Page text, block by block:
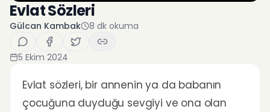
Evlat Sözleri
Gülcan Kambak 8 dk okuma
5 Ekim 2024
Evlat sözleri, bir annenin ya da babanın
çocuğuna duyduğu sevgiyi ve ona olan